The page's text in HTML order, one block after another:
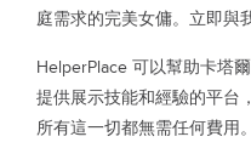
庭需求的完美女傭。立即與
HelperPlace 可以幫助卡塔
提供展示技能和經驗的平台
所有這一切都無需任何費用。